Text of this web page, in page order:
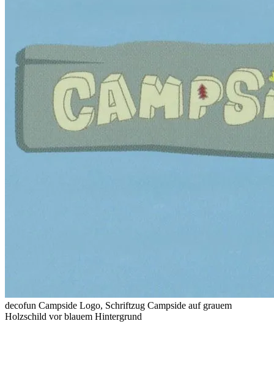
decofun Campside Logo, Schriftzug Campside auf grauem
Holzschild vor blauem Hintergrund